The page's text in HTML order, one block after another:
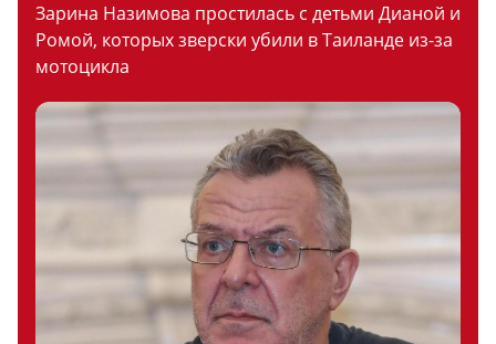
Зарина Назимова простилась с детьми Дианой и
Ромой, которых зверски убили в Таиланде из-за
мотоцикла